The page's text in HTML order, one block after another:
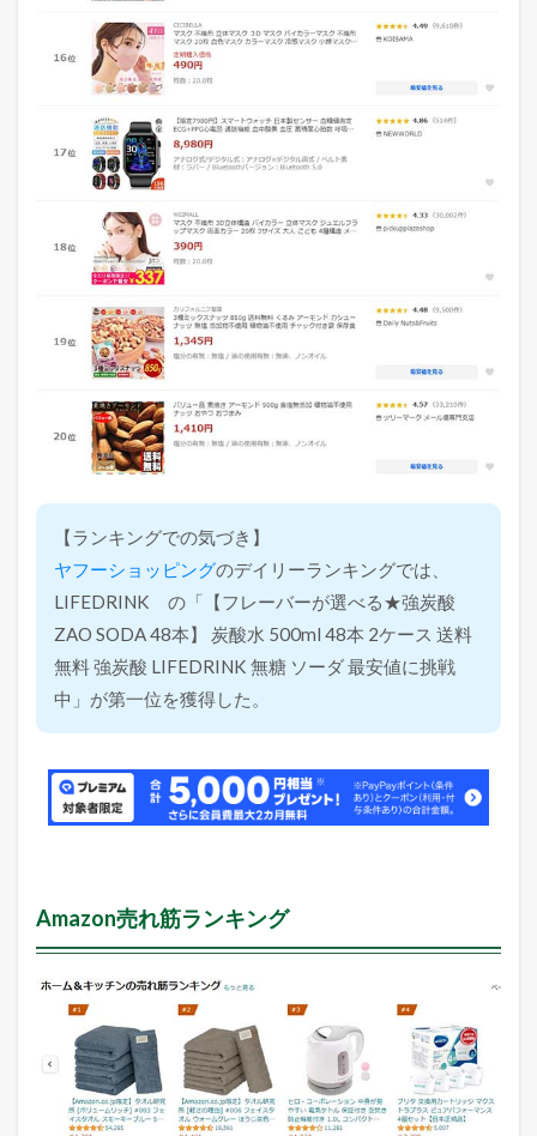
【ランキングでの気づき】
ヤフーショッピングのデイリーランキングでは、
LIFEDRINK の「【フレーバーが選べる★強炭酸
ZAO SODA 48本】 炭酸水 500ml 48本 2ケース 送料
無料 強炭酸 LIFEDRINK 無糖 ソーダ 最安値に挑戦
中」が第一位を獲得した。
Amazon売れ筋ランキング